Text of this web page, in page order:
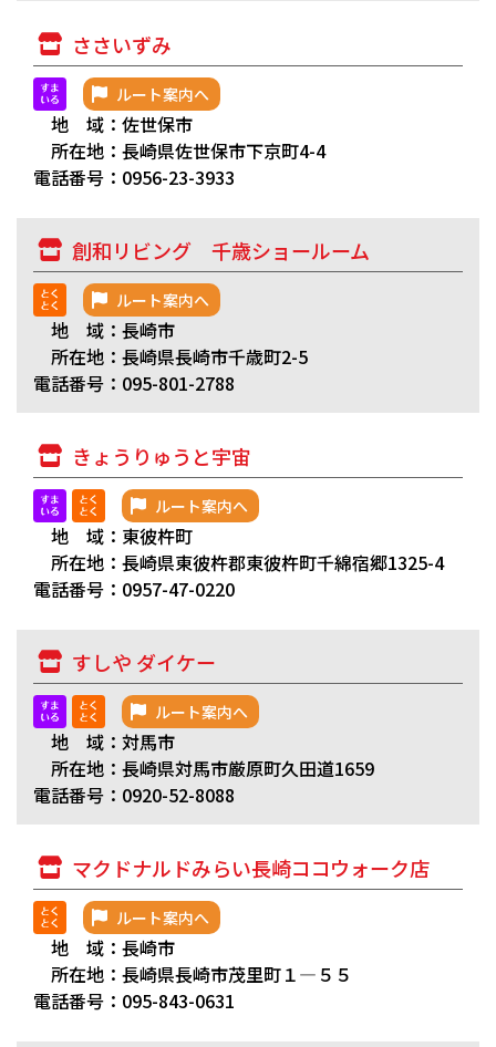
ささいずみ
ルート案内へ
地 域：佐世保市
所在地：長崎県佐世保市下京町4-4
電話番号：0956-23-3933
創和リビング 千歳ショールーム
ルート案内へ
地 域：長崎市
所在地：長崎県長崎市千歳町2-5
電話番号：095-801-2788
きょうりゅうと宇宙
ルート案内へ
地 域：東彼杵町
所在地：長崎県東彼杵郡東彼杵町千綿宿郷1325-4
電話番号：0957-47-0220
すしや ダイケー
ルート案内へ
地 域：対馬市
所在地：長崎県対馬市厳原町久田道1659
電話番号：0920-52-8088
マクドナルドみらい長崎ココウォーク店
ルート案内へ
地 域：長崎市
所在地：長崎県長崎市茂里町１―５５
電話番号：095-843-0631